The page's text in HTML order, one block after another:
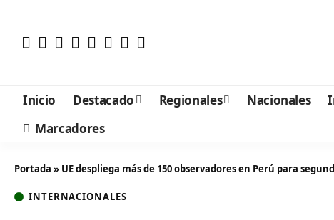
Inicio Destacado Regionales Nacionales
Marcadores
Portada » UE despliega más de 150 observadores en Perú para
INTERNACIONALES